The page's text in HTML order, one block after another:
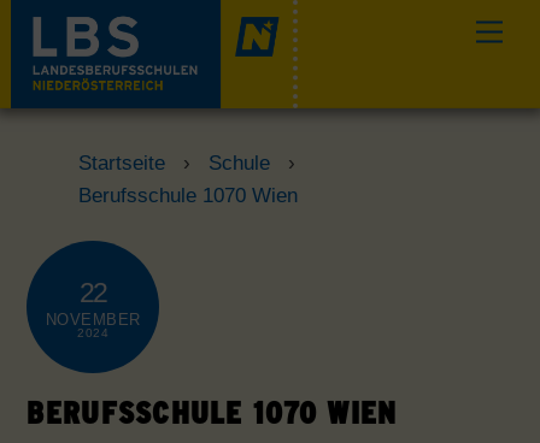
content
Startseite › Schule
›
Berufsschule 1070 Wien
22
NOVEMBER
2024
BERUFSSCHULE 1070 WIEN